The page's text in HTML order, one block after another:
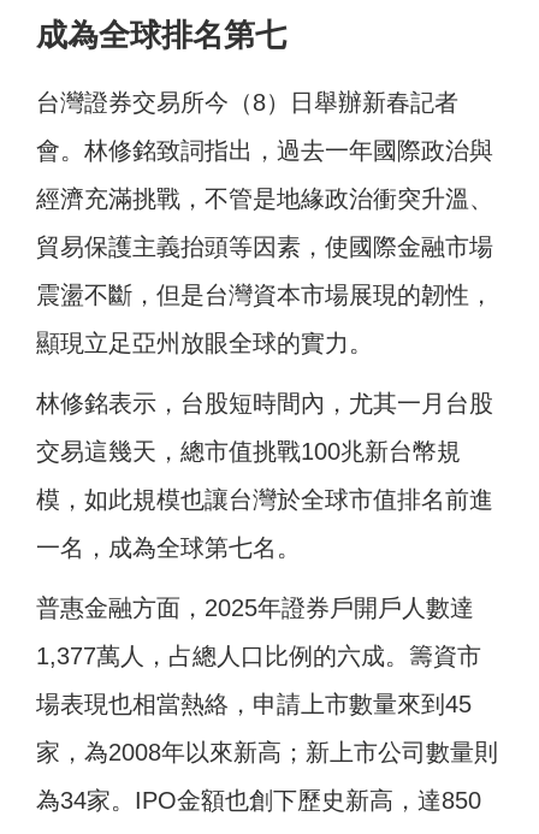
成為全球排名第七
台灣證券交易所今（8）日舉辦新春記者
會。林修銘致詞指出，過去一年國際政治與
經濟充滿挑戰，不管是地緣政治衝突升溫、
貿易保護主義抬頭等因素，使國際金融市場
震盪不斷，但是台灣資本市場展現的韌性，
顯現立足亞州放眼全球的實力。
林修銘表示，台股短時間內，尤其一月台股
交易這幾天，總市值挑戰100兆新台幣規
模，如此規模也讓台灣於全球市值排名前進
一名，成為全球第七名。
普惠金融方面，2025年證券戶開戶人數達
1,377萬人，占總人口比例的六成。籌資市
場表現也相當熱絡，申請上市數量來到45
家，為2008年以來新高；新上市公司數量則
為34家。IPO金額也創下歷史新高，達850